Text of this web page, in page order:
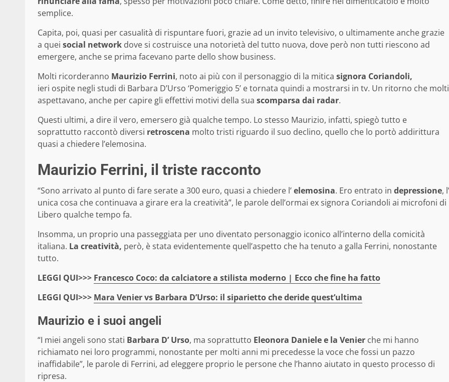
semplice.
Capita, poi, quasi per casualità di rispuntare fuori, grazie ad un invito televisivo, o ultimamente anche grazie
a quei social network dove si costruisce una notorietà del tutto nuova, dove però non tutti riescono ad
emergere, anche se prima facevano parte dello show business.
Molti ricorderanno Maurizio Ferrini, noto ai più con il personaggio di la mitica signora Coriandoli,
ieri ospite negli studi di Barbara D’Urso ‘Pomeriggio 5’ e tornata quindi a mostrarsi in tv. Un ritorno che molti
aspettavano, anche per capire gli effettivi motivi della sua scomparsa dai radar.
Questi ultimi, a dire il vero, emersero già qualche tempo. Lo stesso Maurizio, infatti, spiegò tutto e
soprattutto raccontò diversi retroscena molto tristi riguardo il suo declino, quello che lo portò addirittura
quasi a chiedere l’elemosina.
Maurizio Ferrini, il triste racconto
“Sono arrivato al punto di fare serate a 300 euro, quasi a chiedere l’elemosina. Ero entrato in depressione, l’
unica cosa che continuava a girare era la creatività”, le parole dell’ormai ex signora Coriandoli ai microfoni di
Libero qualche tempo fa.
Insomma, un proprio una passeggiata per uno diventato personaggio iconico all’interno della comicità
italiana. La creatività, però, è stata evidentemente quell’aspetto che ha tenuto a galla Ferrini, nonostante
tutto.
LEGGI QUI>>> Francesco Coco: da calciatore a stilista moderno | Ecco che fine ha fatto
LEGGI QUI>>> Mara Venier vs Barbara D’Urso: il siparietto che deride quest’ultima
Maurizio e i suoi angeli
“I miei angeli sono stati Barbara D’ Urso, ma soprattutto Eleonora Daniele e la Venier che mi hanno
richiamato nei loro programmi, nonostante per molti anni mi precedesse la voce che fossi un pazzo
inaffidabile”, le parole di Ferrini, ad eleggere proprio le persone che l’hanno aiutato in questo processo di
ripresa.